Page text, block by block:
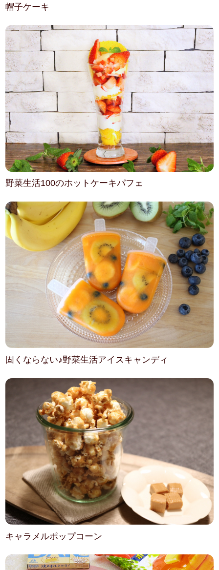
帽子ケーキ
野菜生活100のホットケーキパフェ
固くならない♪野菜生活アイスキャンディ
キャラメルポップコーン